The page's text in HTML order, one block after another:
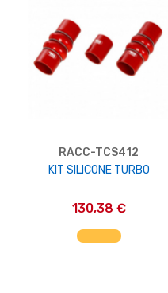
RACC-TCS412
KIT SILICONE TURBO
130,38 €
AGGIUNGI AL CARRELLO